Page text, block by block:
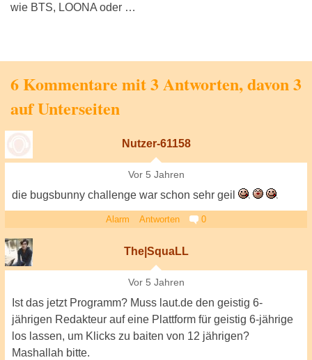
wie BTS, LOONA oder …
6 Kommentare mit 3 Antworten, davon 3
auf Unterseiten
Nutzer-61158
Vor 5 Jahren
die bugsbunny challenge war schon sehr geil
Alarm Antworten 0
The|SquaLL
Vor 5 Jahren
Ist das jetzt Programm? Muss laut.de den geistig 6-
jährigen Redakteur auf eine Plattform für geistig 6-jährige
los lassen, um Klicks zu baiten von 12 jährigen?
Mashallah bitte.